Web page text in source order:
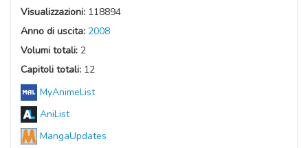
Visualizzazioni: 118894
Anno di uscita: 2008
Volumi totali: 2
Capitoli totali: 12
MyAnimeList
AniList
MangaUpdates